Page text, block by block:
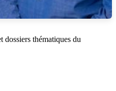
dossiers thématiques du